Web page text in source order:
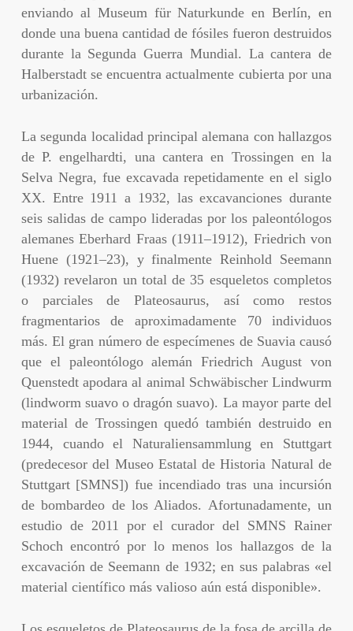
enviando al Museum für Naturkunde en Berlín, en
donde una buena cantidad de fósiles fueron destruidos
durante la Segunda Guerra Mundial. La cantera de
Halberstadt se encuentra actualmente cubierta por una
urbanización.
La segunda localidad principal alemana con hallazgos
de P. engelhardti, una cantera en Trossingen en la
Selva Negra, fue excavada repetidamente en el siglo
XX. Entre 1911 a 1932, las excavanciones durante
seis salidas de campo lideradas por los paleontólogos
alemanes Eberhard Fraas (1911–1912), Friedrich von
Huene (1921–23), y finalmente Reinhold Seemann
(1932) revelaron un total de 35 esqueletos completos
o parciales de Plateosaurus, así como restos
fragmentarios de aproximadamente 70 individuos
más. El gran número de especímenes de Suavia causó
que el paleontólogo alemán Friedrich August von
Quenstedt apodara al animal Schwäbischer Lindwurm
(lindworm suavo o dragón suavo). La mayor parte del
material de Trossingen quedó también destruido en
1944, cuando el Naturaliensammlung en Stuttgart
(predecesor del Museo Estatal de Historia Natural de
Stuttgart [SMNS]) fue incendiado tras una incursión
de bombardeo de los Aliados. Afortunadamente, un
estudio de 2011 por el curador del SMNS Rainer
Schoch encontró por lo menos los hallazgos de la
excavación de Seemann de 1932; en sus palabras «el
material científico más valioso aún está disponible».